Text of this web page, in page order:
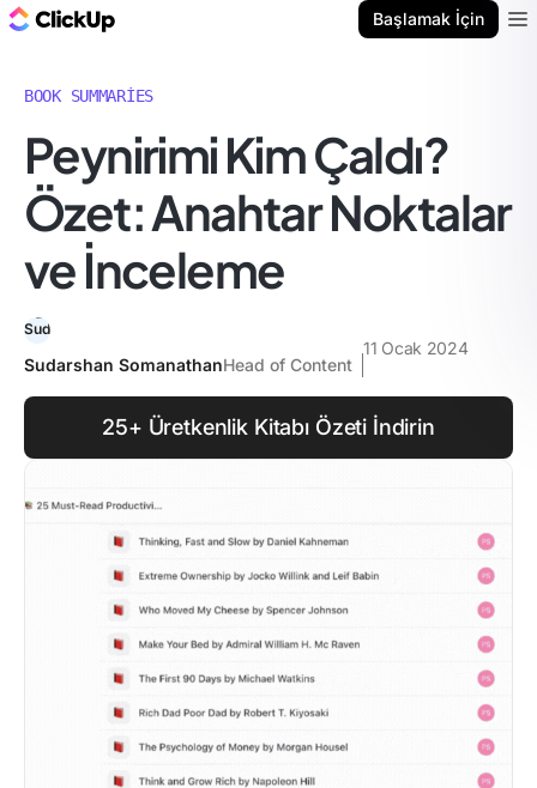
Başlamak İçin
BOOK SUMMARIES
Peynirimi Kim Çaldı?
Özet: Anahtar Noktalar
ve İnceleme
Sudarshan SomanathanHead of Content
11 Ocak 2024
25+ Üretkenlik Kitabı Özeti İndirin